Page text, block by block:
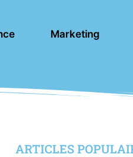
Marketing
ARTICLES